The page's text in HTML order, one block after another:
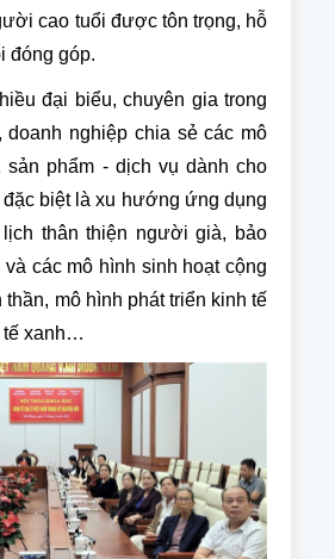
cao tuổi được tôn trọng, hỗ
đóng góp.
đại biểu, chuyên gia trong
nghiệp chia sẻ các mô
sản phẩm - dịch vụ dành cho
biệt là xu hướng ứng dụng
thân thiện người già, bảo
các mô hình sinh hoạt cộng
mô hình phát triển kinh tế
tế xanh…